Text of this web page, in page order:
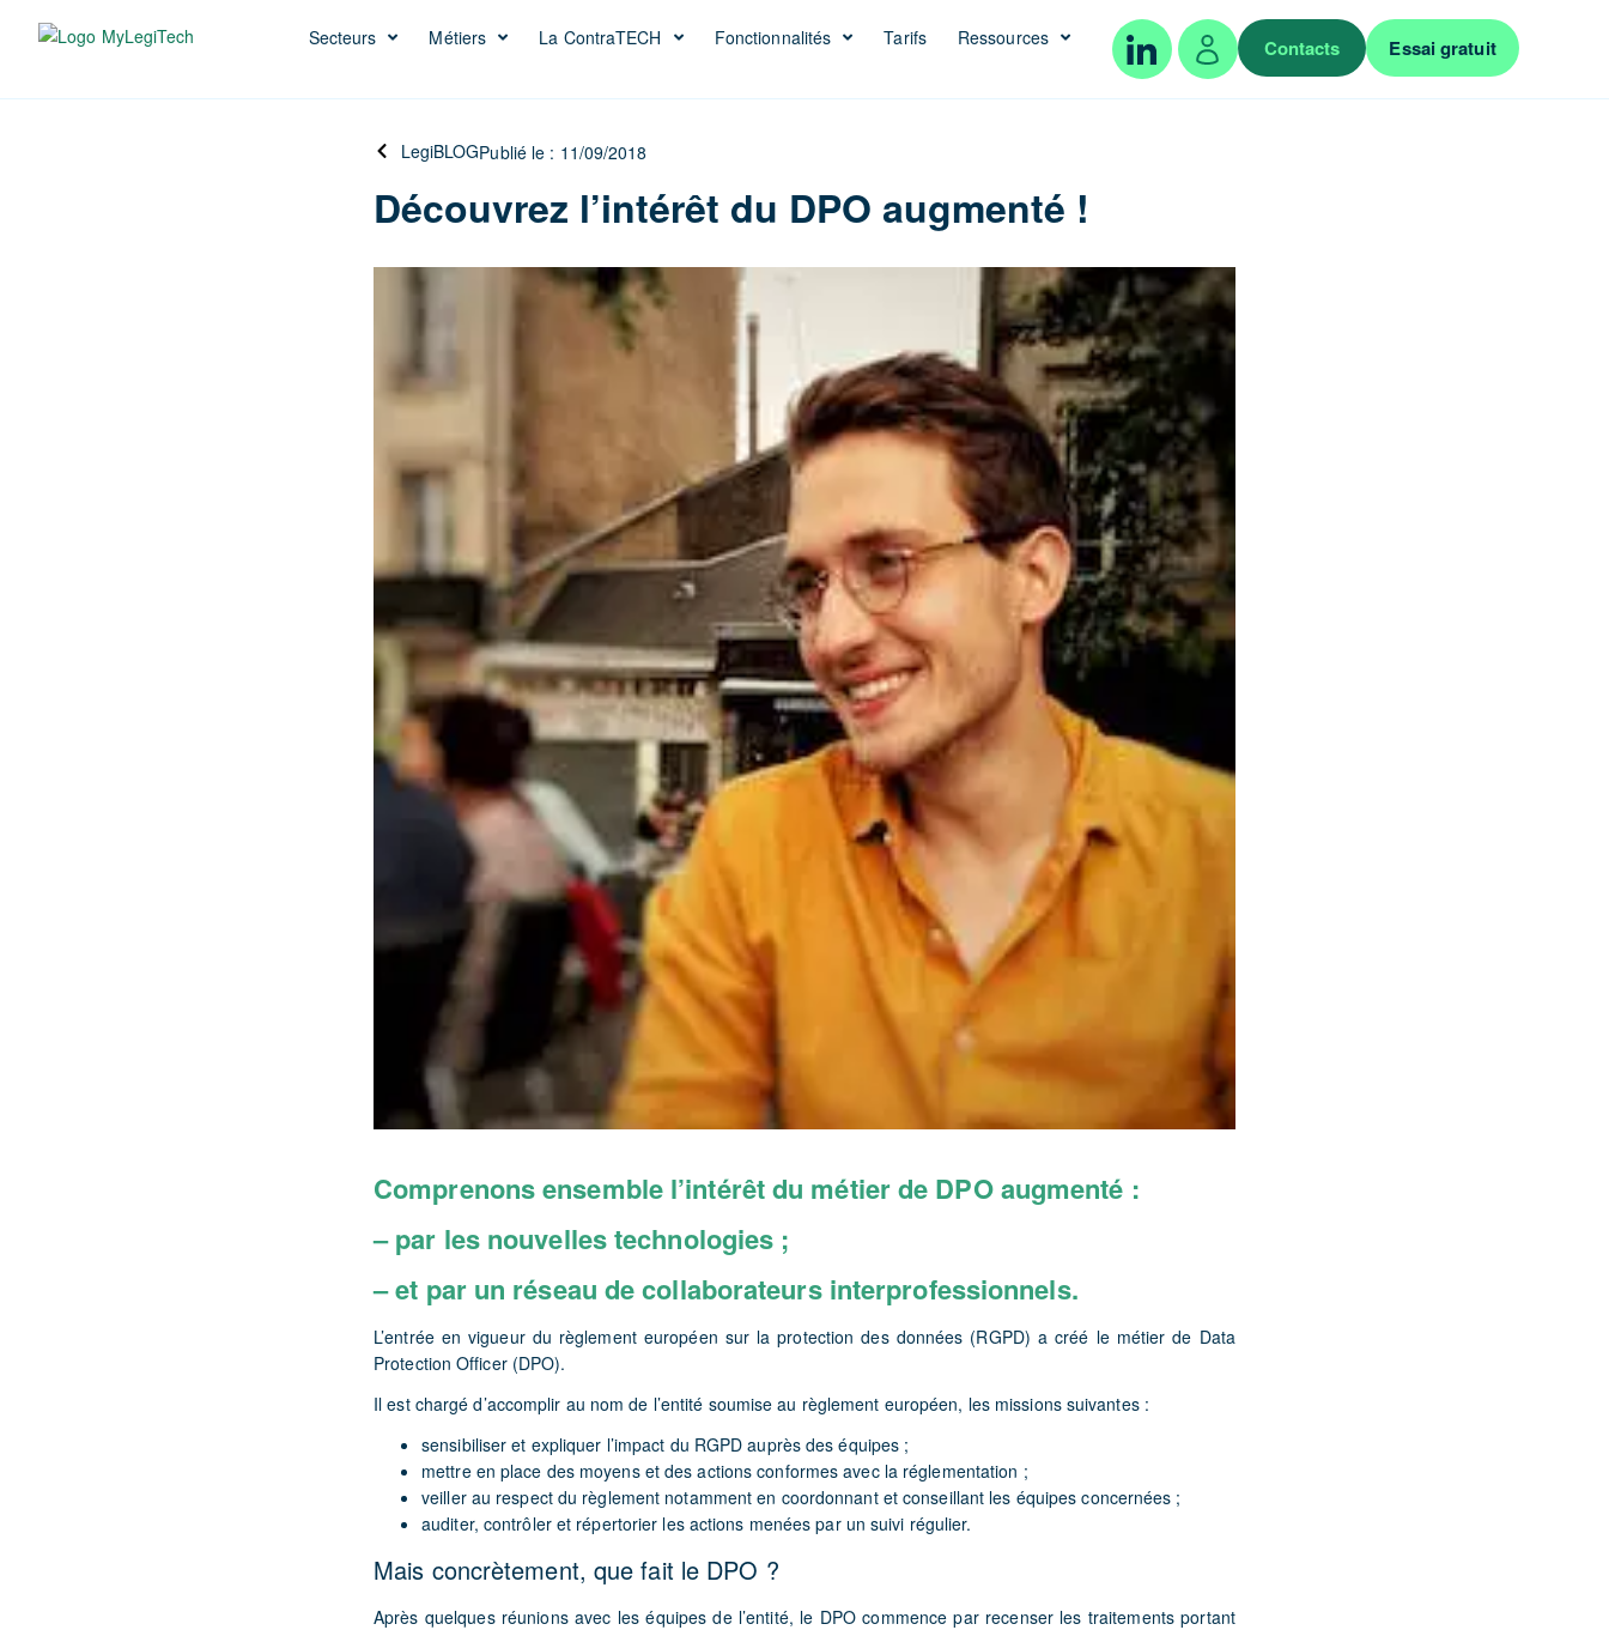
Secteurs Métiers La ContraTECH Fonctionnalités Tarifs Ressources Contacts Essai gratuit
LegiBLOGPublié le : 11/09/2018
Découvrez l’intérêt du DPO augmenté !
Comprenons ensemble l’intérêt du métier de DPO augmenté :
– par les nouvelles technologies ;
– et par un réseau de collaborateurs interprofessionnels.
L’entrée en vigueur du règlement européen sur la protection des données (RGPD) a créé le métier de Data
Protection Officer (DPO).
Il est chargé d’accomplir au nom de l’entité soumise au règlement européen, les missions suivantes :
sensibiliser et expliquer l’impact du RGPD auprès des équipes ;
mettre en place des moyens et des actions conformes avec la réglementation ;
veiller au respect du règlement notamment en coordonnant et conseillant les équipes concernées ;
auditer, contrôler et répertorier les actions menées par un suivi régulier.
Mais concrètement, que fait le DPO ?
Après quelques réunions avec les équipes de l’entité, le DPO commence par recenser les traitements portant